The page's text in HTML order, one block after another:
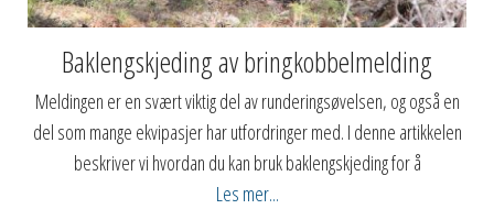
Baklengskjeding av bringkobbelmelding
Meldingen er en svært viktig del av runderingsøvelsen, og også en
del som mange ekvipasjer har utfordringer med. I denne artikkelen
beskriver vi hvordan du kan bruk baklengskjeding for å
Les mer...